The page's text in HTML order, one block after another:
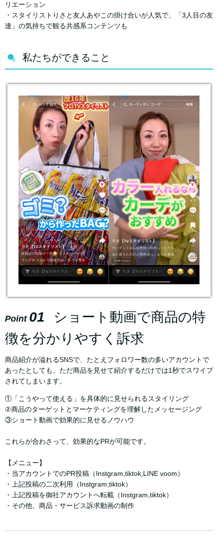
リエーション
・スタイリストりさと友人あやこの掛け合いが人気で、「3人目の友
達」の気持ちで観る共感系コンテンツも
私たちができること
Point 01
ショート動画で商品の特
徴を分かりやすく訴求
商品紹介が溢れるSNSで、たとえフォロワー数の多いアカウントで
あったとしても、ただ商品を見せて紹介するだけでは1秒でスワイプ
されてしまいます。
①「こうやって使える」を具体的に見せられるスタイリング
②商品のターゲットとマーケティングを理解したメッセージング
③ショート動画で効果的に見せるノウハウ
これらが合わさって、効果的なPRが可能です。
【メニュー】
・当アカウントでのPR投稿（Instgram,tiktok,LINE voom）
・上記投稿の二次利用（Instgram,tiktok）
・上記投稿を御社アカウントへ転載（Instgram,tiktok）
・その他、商品・サービス訴求動画の制作